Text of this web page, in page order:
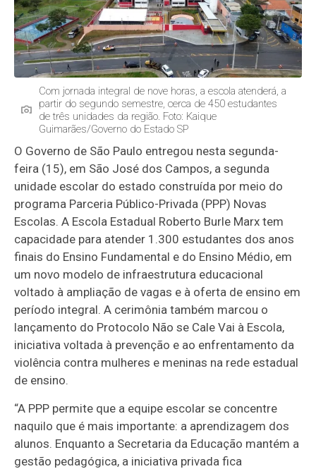
Com jornada integral de nove horas, a escola atenderá, a
partir do segundo semestre, cerca de 450 estudantes
de três unidades da região. Foto: Kaique
Guimarães/Governo do Estado SP
O Governo de São Paulo entregou nesta segunda-
feira (15), em São José dos Campos, a segunda
unidade escolar do estado construída por meio do
programa Parceria Público-Privada (PPP) Novas
Escolas. A Escola Estadual Roberto Burle Marx tem
capacidade para atender 1.300 estudantes dos anos
finais do Ensino Fundamental e do Ensino Médio, em
um novo modelo de infraestrutura educacional
voltado à ampliação de vagas e à oferta de ensino em
período integral. A cerimônia também marcou o
lançamento do Protocolo Não se Cale Vai à Escola,
iniciativa voltada à prevenção e ao enfrentamento da
violência contra mulheres e meninas na rede estadual
de ensino.
“A PPP permite que a equipe escolar se concentre
naquilo que é mais importante: a aprendizagem dos
alunos. Enquanto a Secretaria da Educação mantém a
gestão pedagógica, a iniciativa privada fica